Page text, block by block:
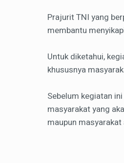
Prajurit TNI yang
membantu
Untuk diketahui,
khususnya
Sebelum kegiatan
masyarakat yang
maupun masyarakat